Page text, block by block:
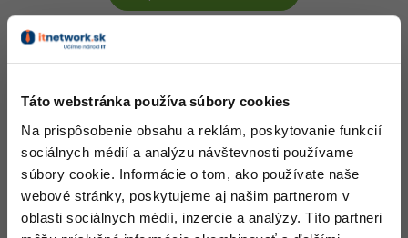
Táto webstránka používa súbory cookies
Na prispôsobenie obsahu a reklám, poskytovanie funkcií
sociálnych médií a analýzu návštevnosti používame
súbory cookie. Informácie o tom, ako používate naše
webové stránky, poskytujeme aj našim partnerom v
oblasti sociálnych médií, inzercie a analýzy. Títo partneri
Inkscape
-80%
Ostatné
Fórum
Vedomosti v hodnote stoviek tisíc získaš za pár eur
Došiel si až sem a to je super! Veríme, že ti prvé lekcie
Chceš v kurze pokračovať? Prejdi doprémiové sekcie
Obsah článku spadá pod licenciuPremium, kúpou článku súhlasíš
sozmluvnými podmienkami